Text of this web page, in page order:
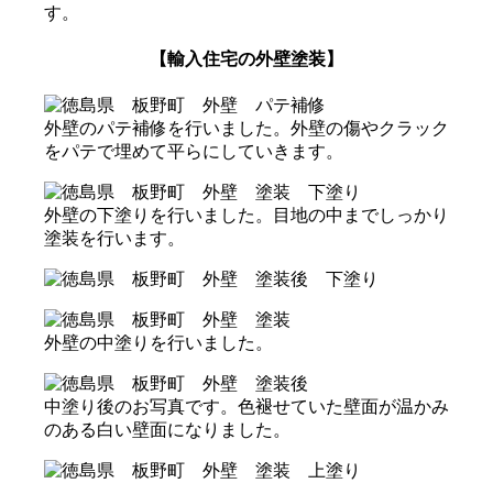
す。
【輸入住宅の外壁塗装】
外壁のパテ補修を行いました。外壁の傷やクラック
をパテで埋めて平らにしていきます。
外壁の下塗りを行いました。目地の中までしっかり
塗装を行います。
外壁の中塗りを行いました。
中塗り後のお写真です。色褪せていた壁面が温かみ
のある白い壁面になりました。